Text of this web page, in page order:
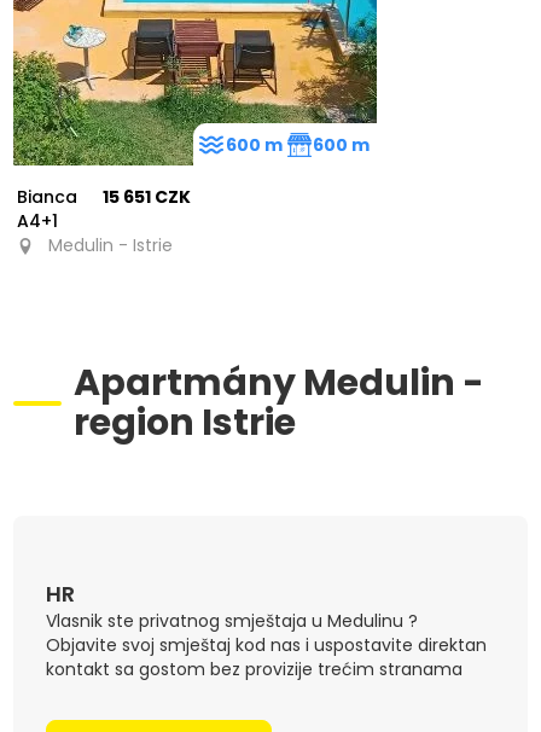
Bianca
A4+1
15 651 CZK
Medulin - Istrie
600 m 600 m
Apartmány Medulin -
region Istrie
HR
Vlasnik ste privatnog smještaja u Medulinu ?
Objavite svoj smještaj kod nas i uspostavite direktan
kontakt sa gostom bez provizije trećim stranama